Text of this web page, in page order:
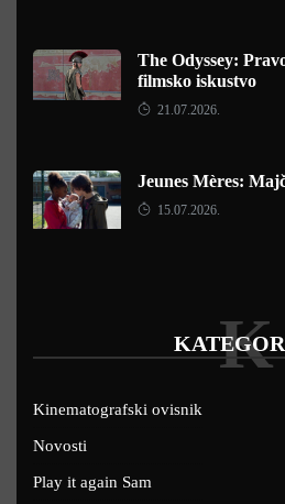
The Odyssey:
filmsko iskustvo
21.07.2026.
Jeunes Mères:
15.07.2026.
K
Kinematografski ovisnik
Novosti
Play it again Sam